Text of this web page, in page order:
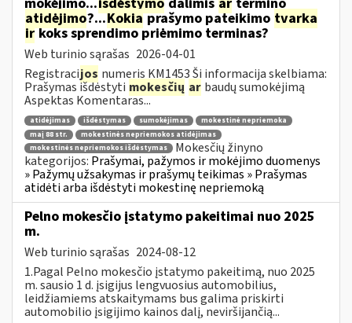
atidėjimo?...Kokiaprašymo pateikimo tvarka
irkoks sprendimo priėmimo terminas?
Web turinio sąrašas 2026-04-01
Registracijos numeris KM1453 Ši informacija skelbiama:
Prašymas išdėstyti mokesčių ar baudų sumokėjimą
Aspektas Komentaras...
atidėjimas išdėstymas sumokėjimas
mokestinė nepriemoka
maį 88 str.
mokestinės nepriemokos atidėjimas
mokestinės nepriemokos išdėstymas
Mokesčių žinyno
kategorijos: Prašymai, pažymos ir mokėjimo duomenys
» Pažymų užsakymas ir prašymų teikimas » Prašymas
atidėti arba išdėstyti mokestinę nepriemoką
Pelno mokesčio įstatymo pakeitimai nuo 2025
m.
Web turinio sąrašas 2024-08-12
1.Pagal Pelno mokesčio įstatymo pakeitimą, nuo 2025
m. sausio 1 d. įsigijus lengvuosius automobilius,
leidžiamiems atskaitymams bus galima priskirti
automobilio įsigijimo kainos dalį, neviršijančią...